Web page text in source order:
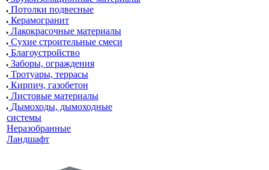
Потолки подвесные
Керамогранит
Лакокрасочные материалы
Сухие строительные смеси
Благоустройство
Заборы, ограждения
Тротуары, террасы
Кирпич, газобетон
Листовые материалы
Дымоходы, дымоходные
системы
Неразобранные
Ландшафт